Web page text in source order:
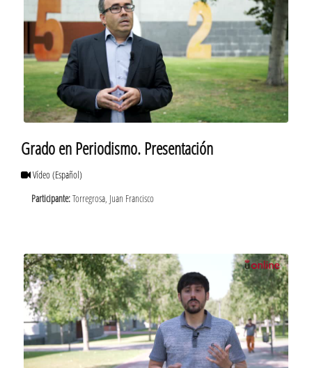
Grado en Periodismo. Presentación
Vídeo(Español)
Participante:Torregrosa, Juan Francisco